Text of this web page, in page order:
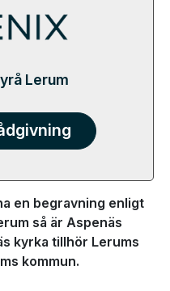
Lerum
en begravning enligt
så är Aspenäs
kyrka tillhör Lerums
kommun.